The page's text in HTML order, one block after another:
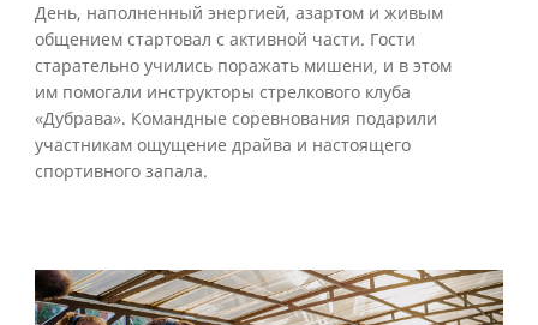
День, наполненный энергией, азартом и живым
общением стартовал с активной части. Гости
старательно учились поражать мишени, и в этом
им помогали инструкторы стрелкового клуба
«Дубрава». Командные соревнования подарили
участникам ощущение драйва и настоящего
спортивного запала.